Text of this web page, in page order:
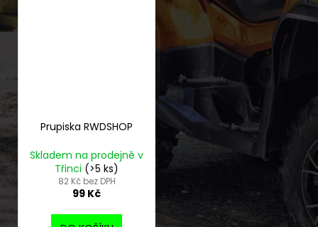
Prupiska RWDSHOP
Skladem na prodejně v
Třinci (>5 ks)
82 Kč bez DPH
99 Kč